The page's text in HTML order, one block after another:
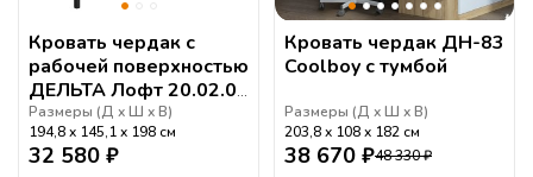
Кровать чердак с
рабочей поверхностью
ДЕЛЬТА Лофт 20.02.01
Irish
Размеры (Д Ш В)
194,8
145,1 198 см
32 580 ₽
Кровать чердак ДН-83
Coolboy с тумбой
Размеры (Д Ш В)
203,8
108 182 см
38 670 ₽48 330₽